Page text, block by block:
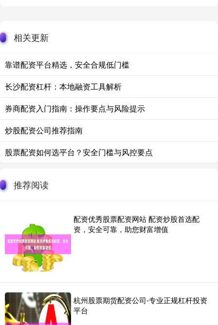
相关更新
靠谱配资平台精选，安全合规低门槛
长沙配资杠杆：本地融资工具解析
券商配资入门指南：操作要点与风险提示
炒股配资公司推荐指南
股票配资如何选平台？安全门槛与风控要点
推荐阅读
配资优秀股票配资网站 配资炒股首选配
资，安全可靠，助您财富增值
杭州股票期货配资公司-专业正规杠杆投资
平台